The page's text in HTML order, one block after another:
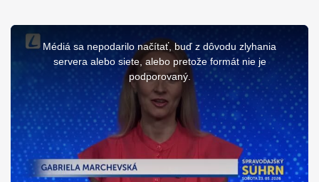
This
modal
Médiá sa nepodarilo načítať, buď z dôvodu zlyhania
servera alebo siete, alebo pretože formát nie je
podporovaný.